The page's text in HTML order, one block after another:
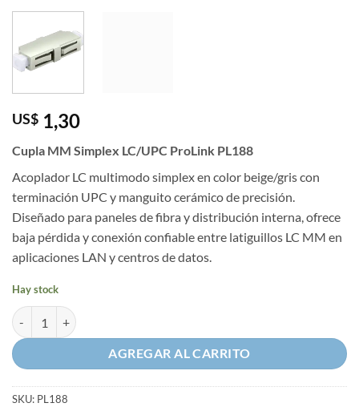
US$ 1,30
Cupla MM Simplex LC/UPC ProLink PL188
Acoplador LC multimodo simplex en color beige/gris con
terminación UPC y manguito cerámico de precisión.
Diseñado para paneles de fibra y distribución interna, ofrece
baja pérdida y conexión confiable entre latiguillos LC MM en
aplicaciones LAN y centros de datos.
Hay stock
Cupla MM Simplex LC/UPC ProLink PL188 cantidad
AGREGAR AL CARRITO
SKU: PL188